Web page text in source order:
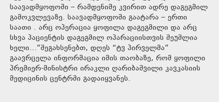
საავადმყოფოში – რამდენიმე კვირით ადრე დაგეგმილ
გამოკვლევაზე. საავადმყოფოში გაატარა – ერთი
საათი . არც ოპერაცია ყოფილა დაგეგმილი და არც
სხვა პაციენტის დაგეგმილ ოპარაციისთვის შეუშლია
ხელი…”შეგახსენებთ, დღეს “ტვ პირველმა”
გაავრცელა ინფორმაცია იმის თაობაზე, რომ ყოფილი
პრემიერ-მინისტრი ირაკლი ღარიბაშვილი კავკასიის
მედიცინის ცენტრში გადაიყვანეს.